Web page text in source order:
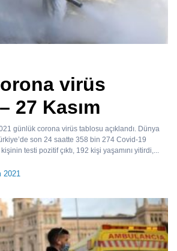
virüs
27 Kasım
günlük corona virüs tablosu açıklandı. Dünya
son 24 saatte 358 bin 274 Covid-19
testi pozitif çıktı, 192 kişi yaşamını yitirdi,...
2021